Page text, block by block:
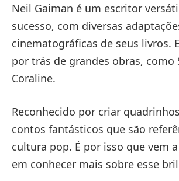
Neil Gaiman é um escritor
sucesso, com diversas
cinematográficas de seus livros.
por trás de grandes obras, como
Coraline.
Reconhecido por criar
contos fantásticos que são
cultura pop. É por isso que vem
em conhecer mais sobre esse